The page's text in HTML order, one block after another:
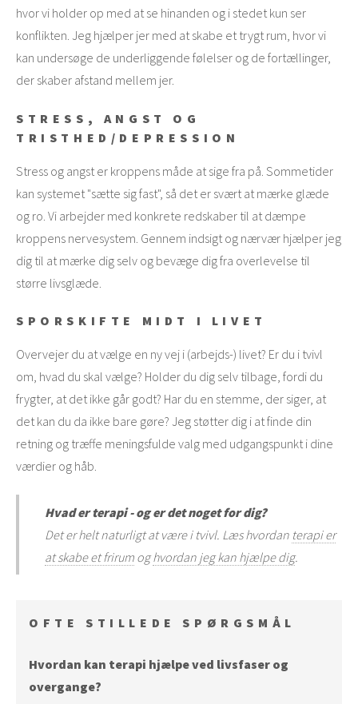
hvor vi holder op med at se hinanden og i stedet kun ser
konflikten. Jeg hjælper jer med at skabe et trygt rum, hvor vi
kan undersøge de underliggende følelser og de fortællinger,
der skaber afstand mellem jer.
STRESS, ANGST OG
TRISTHED/DEPRESSION
Stress og angst er kroppens måde at sige fra på. Sommetider
kan systemet "sætte sig fast", så det er svært at mærke glæde
og ro. Vi arbejder med konkrete redskaber til at dæmpe
kroppens nervesystem. Gennem indsigt og nærvær hjælper jeg
dig til at mærke dig selv og bevæge dig fra overlevelse til
større livsglæde.
SPORSKIFTE MIDT I LIVET
Overvejer du at vælge en ny vej i (arbejds-) livet? Er du i tvivl
om, hvad du skal vælge? Holder du dig selv tilbage, fordi du
frygter, at det ikke går godt? Har du en stemme, der siger, at
det kan du da ikke bare gøre? Jeg støtter dig i at finde din
retning og træffe meningsfulde valg med udgangspunkt i dine
værdier og håb.
Hvad er terapi - og er det noget for dig?
Det er helt naturligt at være i tvivl. Læs hvordan terapi er
at skabe et frirum oghvordan jeg kan hjælpe dig.
OFTE STILLEDE SPØRGSMÅL
Hvordan kan terapi hjælpe ved livsfaser og
overgange?